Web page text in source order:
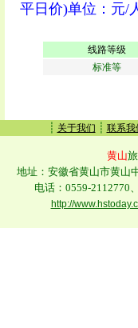
平日价)单位：元/
线路等级
标准等
┊ 关于我们 ┊ 联系我
黄山
地址：安徽省黄山市黄山
电话：0559-2112770
http://